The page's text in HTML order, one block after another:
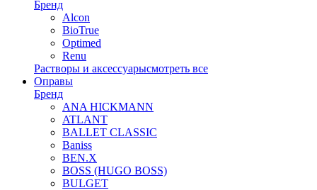
Бренд
Alcon
BioTrue
Optimed
Renu
Растворы и аксессуарысмотреть все
Оправы
Бренд
ANA HICKMANN
ATLANT
BALLET CLASSIC
Baniss
BEN.X
BOSS (HUGO BOSS)
BULGET